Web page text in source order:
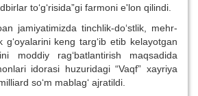
to‘g‘risida”gi farmoni e'lon qilindi.
jamiyatimizda tinchlik-do‘stlik, mehr-
keng targ‘ib etib kelayotgan
moddiy rag‘batlantirish maqsadida
idorasi huzuridagi “Vaqf” xayriya
so‘m mablag‘ ajratildi.